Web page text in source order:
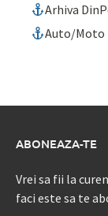
Arhiva
Auto/Moto
ABONEAZA-TE
Vrei sa fii la
faci este sa te